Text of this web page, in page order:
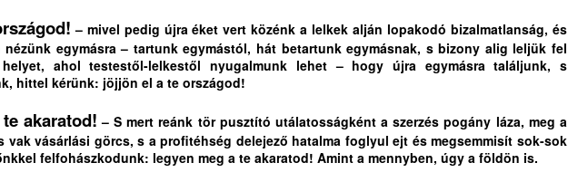
– mivel pedig újra éket vert közénk a lelkek alján lopakodó bizalmatlanság, és
nézünk egymásra – tartunk egymástól, hát betartunk egymásnak, s bizony alig leljük fel
ahol testestől-lelkestől nyugalmunk lehet – hogy újra egymásra találjunk, s
hittel kérünk: jöjjön el a te országod!
akaratod! – S mert reánk tör pusztító utálatosságként a szerzés pogány láza, meg a
vak vásárlási görcs, s a profitéhség delejező hatalma foglyul ejt és megsemmisít sok-sok
felfohászkodunk: legyen meg a te akaratod! Amint a mennyben, úgy a földön is.
igehirdetésért, prédikátorokért
Mikor van alkalom és idő a gyülekezetekben, az Ige
Több évtizednyi levelezésünk megszakadása sem tud megakadályozni
abban, hogy elemző, történet-antropológiai, történetteológiai
magaslatokon megszólaló-megszólító tusványosi beszédére az
JUL
25
MI A TEENDŐNK A HIT ÉS A MESTERSÉGES
INTELLIGENCIA ETIKUS VISZONYÁÉRT?
ETIKUS VISZONYÁÉRT?
„A technológia hálót sző,